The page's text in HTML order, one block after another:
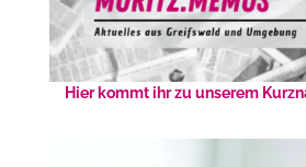
Hier kommt ihr zu unserem